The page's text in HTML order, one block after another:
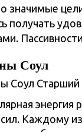
значимые
получать
Соул
энергия
Каждому из